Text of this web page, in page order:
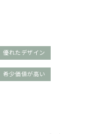
優れたデザイン
希少価値が高い